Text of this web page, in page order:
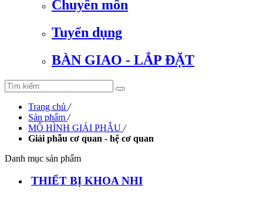
Chuyên môn
Tuyển dụng
BÀN GIAO - LẮP ĐẶT
Trang chủ /
Sản phẩm /
MÔ HÌNH GIẢI PHẪU /
Giải phẫu cơ quan - hệ cơ quan
Danh mục sản phẩm
THIẾT BỊ KHOA NHI